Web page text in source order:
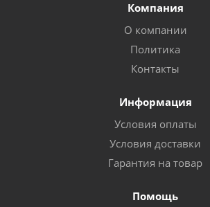
Компания
О компании
Политика
Контакты
Информация
Условия оплаты
Условия доставки
Гарантия на товар
Помощь